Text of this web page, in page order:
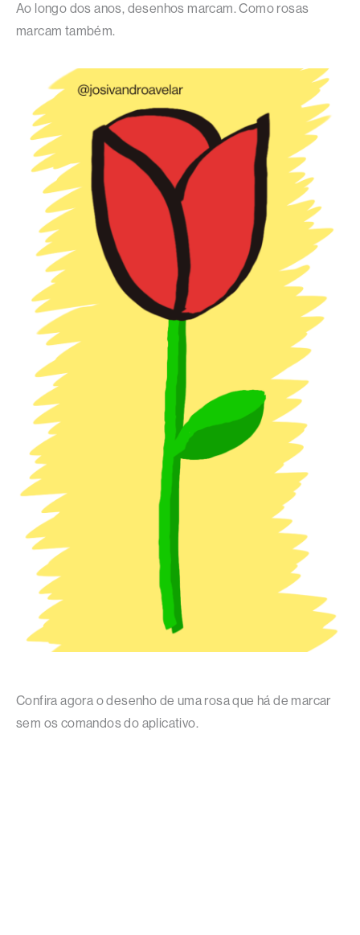
Ao longo dos anos, desenhos marcam. Como rosas
marcam também.
Confira agora o desenho de uma rosa que há de marcar
sem os comandos do aplicativo.